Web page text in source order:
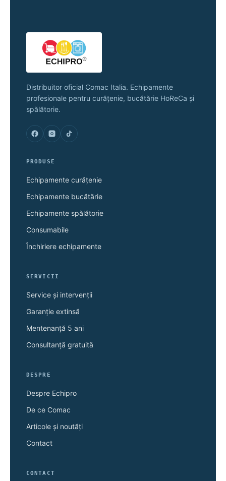
Distribuitor oficial Comac Italia. Echipamente
profesionale pentru curățenie, bucătărie HoReCa și
spălătorie.
PRODUSE
Echipamente curățenie
Echipamente bucătărie
Echipamente spălătorie
Consumabile
Închiriere echipamente
SERVICII
Service și intervenții
Garanție extinsă
Mentenanță 5 ani
Consultanță gratuită
DESPRE
Despre Echipro
De ce Comac
Articole și noutăți
Contact
CONTACT